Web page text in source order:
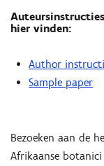
hier vinden:
Author
Sample paper
Bezoeken aan de
Afrikaanse